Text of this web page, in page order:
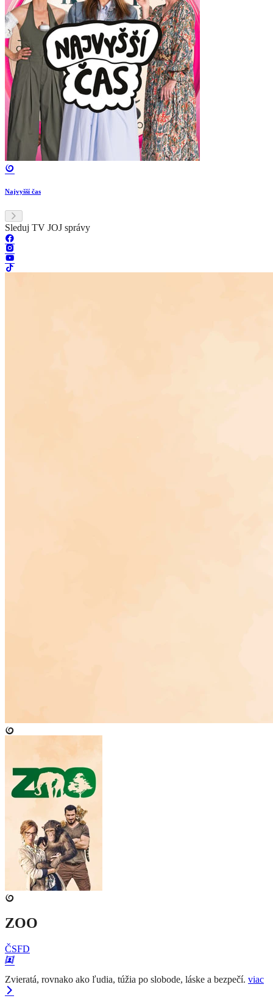
Najvyšší čas
Sleduj TV JOJ správy
ZOO
ČSFD
Zvieratá, rovnako ako ľudia, túžia po slobode, láske a bezpečí. viac